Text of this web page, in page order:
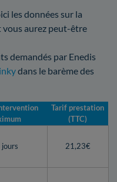
les données sur la
aurez peut-être
demandés par Enedis
dans le barème des
Tarif prestation
(TTC)
21,23€